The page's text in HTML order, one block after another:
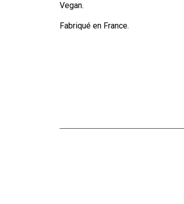
Vegan.
Fabriqué en France.